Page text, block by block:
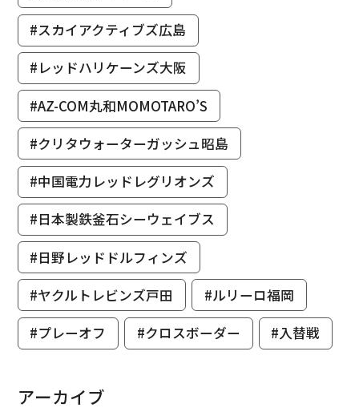
#スカイアクティブズ広島
#レッドハリケーンズ大阪
#AZ-COM丸和MOMOTARO’S
#クリタウォーターガッシュ昭島
#中国電力レッドレグリオンズ
#日本製鉄釜石シーウェイブス
#日野レッドドルフィンズ
#ヤクルトレビンズ戸田
#ルリーロ福岡
#プレーオフ
#クロスボーダー #入替戦
アーカイブ